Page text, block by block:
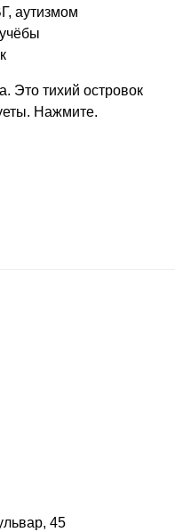
аутизмом
Это тихий островок
. Нажмите.
45